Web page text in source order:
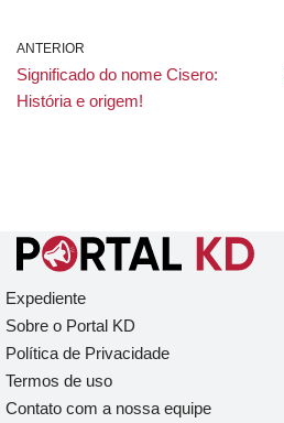
ANTERIOR
Significado do nome Cisero:
História e origem!
Expediente
Sobre o Portal KD
Política de Privacidade
Termos de uso
Contato com a nossa equipe